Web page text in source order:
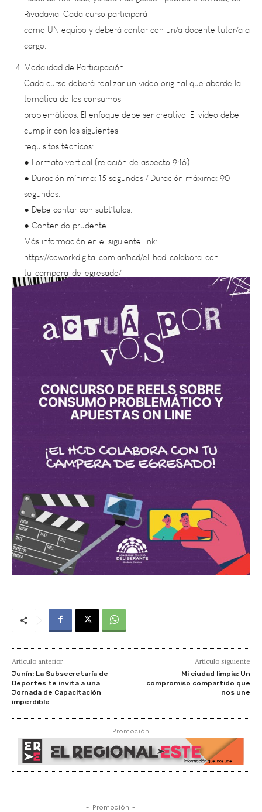
como UN equipo y deberá contar con un/a docente tutor/a a
cargo.
Modalidad de Participación
Cada curso deberá realizar un video original que aborde la
temática de los consumos
problemáticos. El enfoque debe ser creativo. El video debe
cumplir con los siguientes
requisitos técnicos:
● Formato vertical (relación de aspecto 9:16).
● Duración mínima: 15 segundos / Duración máxima: 90
segundos.
● Debe contar con subtítulos.
● Contenido prudente.
Más información en el siguiente link:
https://coworkdigital.com.ar/hcd/el-hcd-colabora-con-
tu-campera-de-egresado/
Artículo anterior
Junín: La Subsecretaría de
Deportes te invita a una
Jornada de Capacitación
imperdible
Artículo siguiente
Mi ciudad limpia: Un
compromiso compartido que
nos une
- Promoción -
- Promoción -